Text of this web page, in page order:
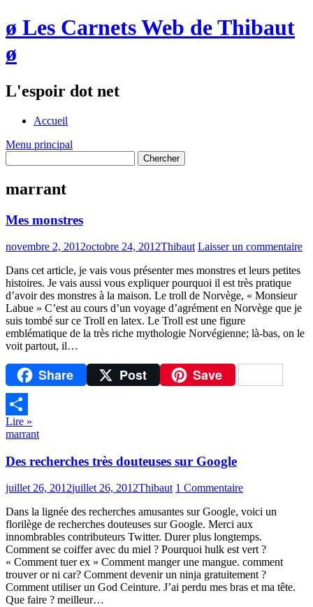
ø Les Carnets Web de Thibaut
ø
L'espoir dot net
Accueil
Menu principal
marrant
Mes monstres
novembre 2, 2012octobre 24, 2012Thibaut Laisser un commentaire
Dans cet article, je vais vous présenter mes monstres et leurs petites
histoires. Je vais aussi vous expliquer pourquoi il est très pratique
d’avoir des monstres à la maison. Le troll de Norvège, « Monsieur
Labue » C’est au cours d’un voyage d’agrément en Norvège que je
suis tombé sur ce Troll en latex. Le Troll est une figure
emblématique de la très riche mythologie Norvégienne; là-bas, on le
voit partout, il…
Share Post Save
Partager
Lire »
marrant
Des recherches très douteuses sur Google
juillet 26, 2012juillet 26, 2012Thibaut 1 Commentaire
Dans la lignée des recherches amusantes sur Google, voici un
florilège de recherches douteuses sur Google. Merci aux
innombrables contributeurs Twitter. Durer plus longtemps.
Comment se coiffer avec du miel ? Pourquoi hulk est vert ?
« Comment tuer ex » Comment manger une mangue. comment
trouver or ni car? Comment devenir un ninja gratuitement ?
Comment utiliser un God Ceinture. J’ai perdu mes bras et ma tête.
Que faire ? meilleur…